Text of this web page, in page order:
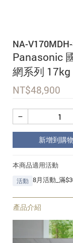
NA-
Panasonic
網系列
NT$48,900
−
新增到購
本商品適用活動
活動 8月活動_滿
產品介紹
加入 JARVIS VIP